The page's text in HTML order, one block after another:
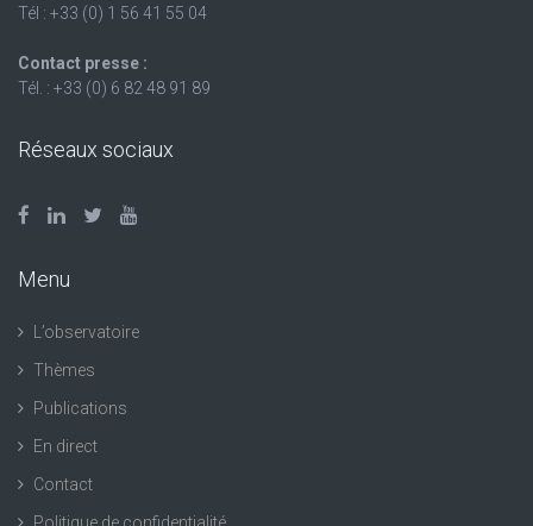
Tél : +33 (0) 1 56 41 55 04
Contact presse :
Tél. : +33 (0) 6 82 48 91 89
Réseaux sociaux
Menu
L’observatoire
Thèmes
Publications
En direct
Contact